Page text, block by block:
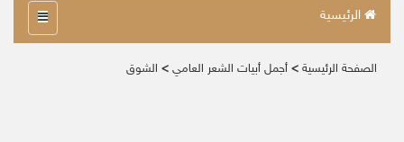
الرئيسية
الصفحة الرئيسية > أجمل أبيات الشعر العامي > الشوق